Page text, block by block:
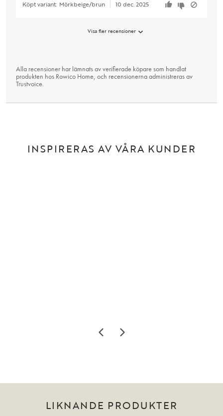
Köpt variant: Mörkbeige/brun 10 dec. 2025
Visa fler recensioner
Alla recensioner har lämnats av verifierade köpare som handlat
produkten hos Rowico Home, och recensionerna administreras av
Trustvoice.
INSPIRERAS AV VÅRA KUNDER
LIKNANDE PRODUKTER